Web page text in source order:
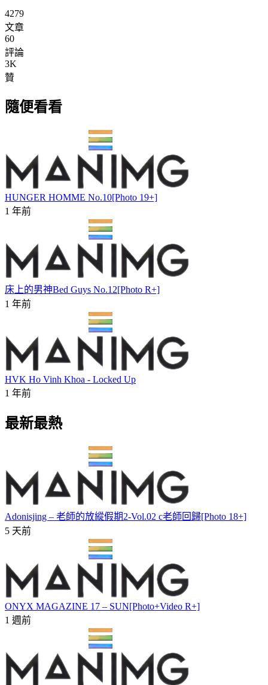
4279
文章
60
評論
3K
贊
隨便看看
HUNGER HOMME No.10[Photo 19+]
1 年前
床上的男神Bed Guys No.12[Photo R+]
1 年前
HVK Ho Vinh Khoa - Locked Up
1 年前
最新最熱
Adonisjing – 老師的放縱假期2-Vol.02 c老師回歸[Photo 18+]
5 天前
ONYX MAGAZINE 17 – SUN[Photo+Video R+]
1 週前